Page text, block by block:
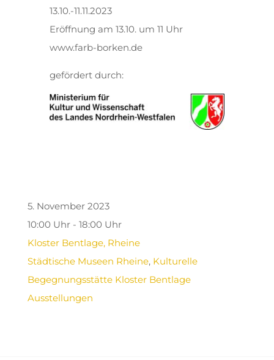
13.10.-11.11.2023
Eröffnung am 13.10. um 11 Uhr
www.farb-borken.de
gefördert durch:
5. November 2023
10:00 Uhr - 18:00 Uhr
Kloster Bentlage, Rheine
Städtische Museen Rheine, Kulturelle
Begegnungsstätte Kloster Bentlage
Ausstellungen